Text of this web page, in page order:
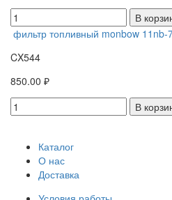
В
фильтр топливный monbow 11nb-
CX544
850.00 ₽
В
Каталог
О нас
Доставка